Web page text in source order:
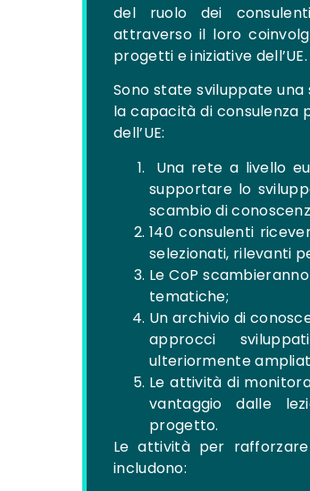
del ruolo dei
attraverso il loro
progetti e iniziative dell’UE.
Sono state sviluppate
la capacità di consulenza
dell’UE:
Una rete a livello
supportare lo
scambio di
140 consulenti
selezionati, rilevanti
Le CoP
tematiche;
Un archivio di
approcci
ulteriormente
Le attività di
vantaggio dalle
progetto.
Le attività per
includono: